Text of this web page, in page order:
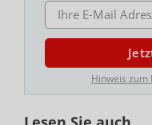
E-MAIL ADRESSE
Hinweis zum